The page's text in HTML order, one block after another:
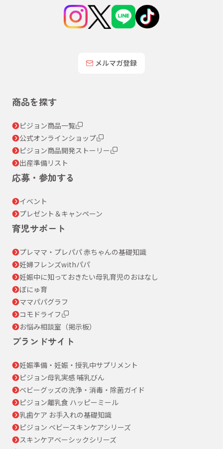
メルマガ登録
商品を探す
ピジョン商品一覧
公式オンラインショップ
ピジョン商品開発ストーリー
出産準備リスト
応募・参加する
イベント
プレゼント＆キャンペーン
育児サポート
プレママ・プレパパ 赤ちゃんの基礎知識
妊婦フレンズwithパパ
妊娠中に知っておきたい母乳育児のおはなし
ぼにゅ育
ママパパグラフ
コモドライフ
お悩み相談室（掲示板）
ブランドサイト
妊娠準備・妊娠・授乳中サプリメント
ピジョン母乳実感 哺乳びん
ベビーグッズの洗浄・消毒・除菌ガイド
ピジョン離乳食 ハッピーミール
乳歯ケア お手入れの基礎知識
ピジョン ベビースキンケアシリーズ
スキンケアベーシックシリーズ